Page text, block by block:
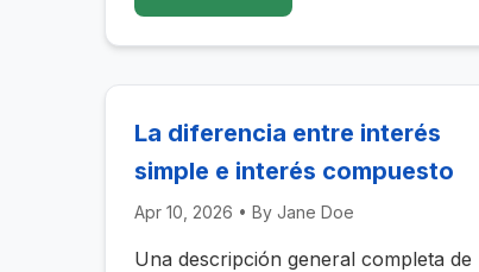
La diferencia entre interés
simple e interés compuesto
Apr 10, 2026 • By Jane Doe
Una descripción general completa de